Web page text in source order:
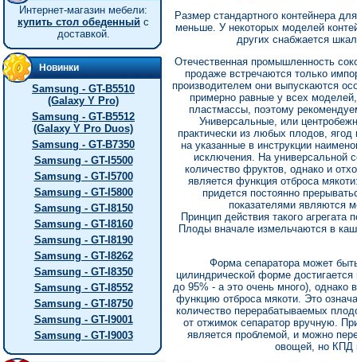
Интернет-магазин мебели:
купить стол обеденный с
доставкой.
Новинки
Samsung - GT-B5510
(Galaxy Y Pro)
Samsung - GT-B5512
(Galaxy Y Pro Duos)
Samsung - GT-B7350
Samsung - GT-I5500
Samsung - GT-I5700
Samsung - GT-I5800
Samsung - GT-I8150
Samsung - GT-I8160
Samsung - GT-I8190
Samsung - GT-I8262
Samsung - GT-I8350
Samsung - GT-I8552
Samsung - GT-I8750
Samsung - GT-I9001
Samsung - GT-I9003
Размер стандартного контейнера
меньше. У некоторых моделей
других снабжается
Отечественная промышленность
продаже встречаются только
производителем они выпускаются
примерно равные у всех моделей,
пластмассы, поэтому
Универсальные, или
практически из любых плодов,
на указанные в инструкции
исключения. На универсальной
количество фруктов, однако и
является функция отброса
придется постоянно
показателями являются
Принцип действия такого
Плоды вначале измельчаются в
Форма сепаратора может
цилиндрической форме
до 95% - а это очень много), однако
функцию отброса мякоти. Это
количество перерабатываемых
от отжимок сепаратор вручную.
является проблемой, и можно
овощей, но КПД